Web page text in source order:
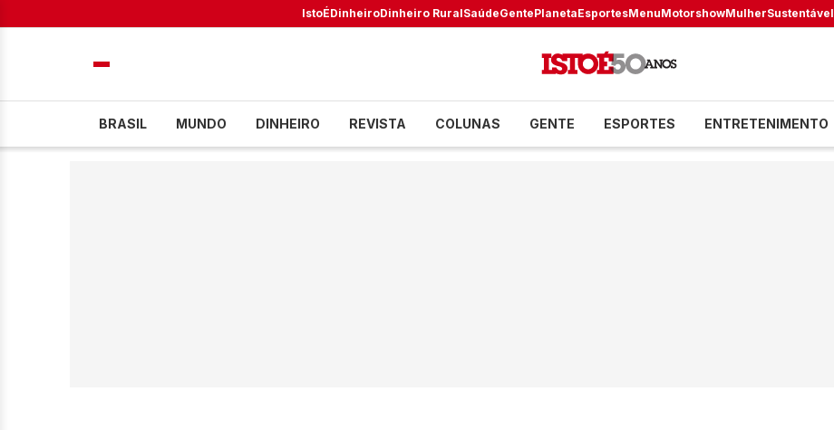
IstoÉDinheiroDinheiro RuralSaúdeGentePlanetaEsportesMenuMotorshowMulherSustentável
BRASIL MUNDO DINHEIRO REVISTA COLUNAS GENTE ESPORTES ENTRETENIMENTO